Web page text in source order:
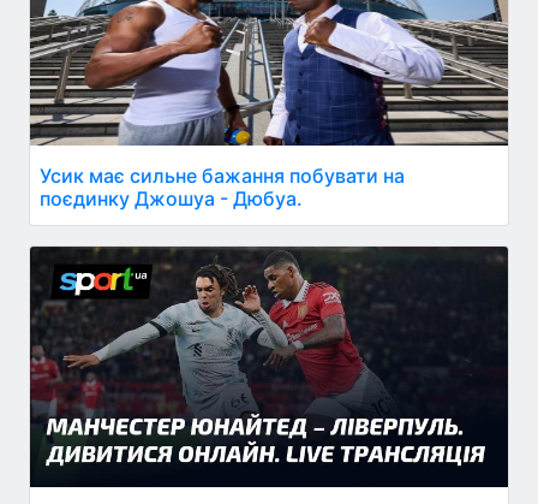
Усик має сильне бажання побувати на
поєдинку Джошуа - Дюбуа.